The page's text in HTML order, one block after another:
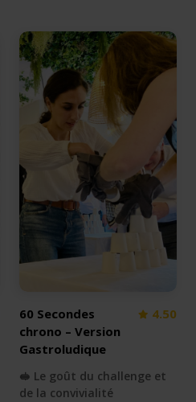
60 Secondes
chrono – Version
Gastroludique
4.50
🥪 Le goût du challenge et
de la convivialité